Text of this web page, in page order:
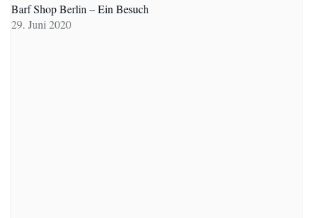
Barf Shop Berlin – Ein Besuch
29. Juni 2020